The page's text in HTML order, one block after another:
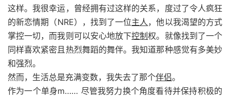
这样。我很幸运，曾经拥有过这样的关系，度过了令人疯狂
的新恋情期（NRE），找到了一位主人，他以我渴望的方式
掌控一切，而我则可以安心地放下控制权。就像找到了一个
同样喜欢紧密且热烈舞蹈的舞伴。我知道那种感觉有多美妙
和强烈。
然而，生活总是充满变数，我失去了那个伴侣。
作为一个单身m…… 尽管我努力换个角度看待并保持积极的